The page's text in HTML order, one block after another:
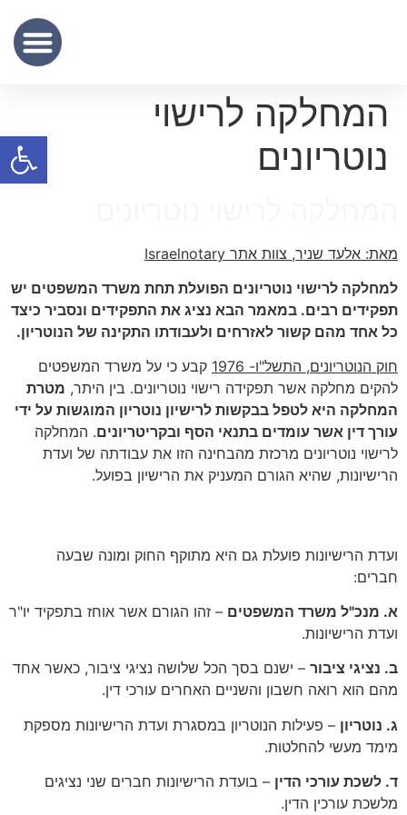
המחלקה לרישוי
נוטריונים
מאת: אלעד שניר, צוות אתר Israelnotary
למחלקה לרישוי נוטריונים הפועלת תחת משרד המשפטים יש
תפקידים רבים. במאמר הבא נציג את התפקידים ונסביר כיצד
כל אחד מהם קשור לאזרחים ולעבודתו התקינה של הנוטריון.
חוק הנוטריונים, התשל"ו- 1976
קבע כי על משרד המשפטים
להקים מחלקה אשר תפקידה רישוי נוטריונים. בין היתר, מטרת
המחלקה היא לטפל בבקשות לרישיון נוטריון המוגשות על ידי
עורך דין אשר עומדים בתנאי הסף ובקריטריונים. המחלקה
לרישוי נוטריונים מרכזת מהבחינה הזו את עבודתה של ועדת
הרישיונות, שהיא הגורם המעניק את הרישיון בפועל.
ועדת הרישיונות פועלת גם היא מתוקף החוק ומונה שבעה
חברים:
א. מנכ"ל משרד המשפטים – זהו הגורם אשר אוחז בתפקיד יו"ר
ועדת הרישיונות.
ב. נציגי ציבור – ישנם בסך הכל שלושה נציגי ציבור, כאשר אחד
מהם הוא רואה חשבון והשניים האחרים עורכי דין.
ג. נוטריון – פעילות הנוטריון במסגרת ועדת הרישיונות מספקת
מימד מעשי להחלטות.
ד. לשכת עורכי הדין – בועדת הרישיונות חברים שני נציגים
מלשכת עורכין הדין.
פתח